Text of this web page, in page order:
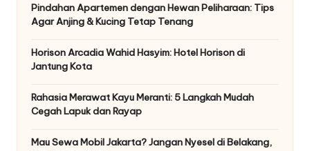
Pindahan Apartemen dengan Hewan Peliharaan: Tips
Agar Anjing & Kucing Tetap Tenang
Horison Arcadia Wahid Hasyim: Hotel Horison di
Jantung Kota
Rahasia Merawat Kayu Meranti: 5 Langkah Mudah
Cegah Lapuk dan Rayap
Mau Sewa Mobil Jakarta? Jangan Nyesel di Belakang,